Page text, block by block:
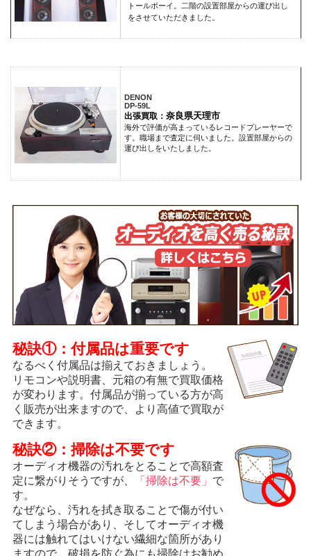
トールボーイ。二階の設置部屋からの運び出し
をさせていただきました。
DENON
DP-59L
出張買取： 奈良県天理市
海外で評価が高まっているレコードプレーヤーで
す。職場まで査定に伺いました。設置部屋からの
運び出しをいたしました。
秘訣①：付属品は重要です
なるべく付属品は揃えておきましょう。
リモコンや説明書、元箱の有無で買取価格
が変わります。付属品が揃っている方が高
く販売が出来ますので、より高値で買取が
できます。
秘訣②：掃除は不要です
オーディオ機器の汚れをとることで高額査
定に繋がりそうですが、
「掃除は不要」 で
す。
なぜなら、汚れを拭き取ることで傷が付い
てしまう場合があり、そしてオーディオ機
器には触れてはいけない繊細な箇所があり
ますので、破損を防ぐ為にも掃除はお勧め